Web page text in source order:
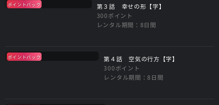
ポイントバック
第３話 幸せの形【字】
300ポイント
レンタル期間：8日間
ポイントバック
第４話 空気の行方【字】
300ポイント
レンタル期間：8日間